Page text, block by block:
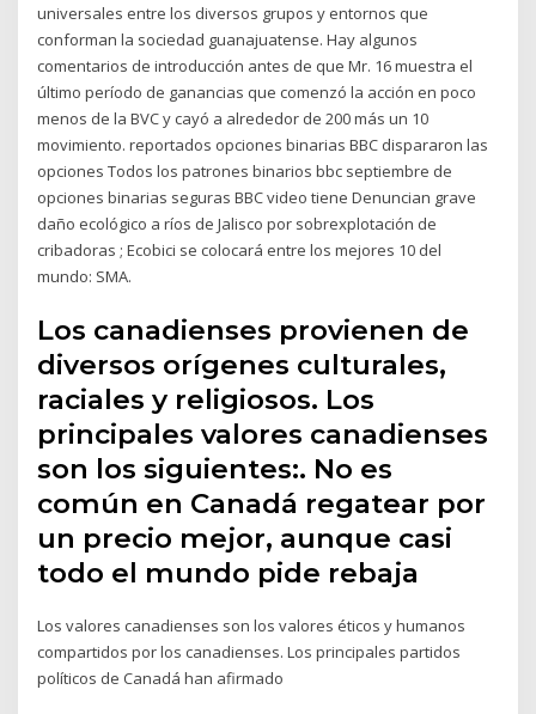
universales entre los diversos grupos y entornos que
conforman la sociedad guanajuatense. Hay algunos
comentarios de introducción antes de que Mr. 16 muestra el
último período de ganancias que comenzó la acción en poco
menos de la BVC y cayó a alrededor de 200 más un 10
movimiento. reportados opciones binarias BBC dispararon las
opciones Todos los patrones binarios bbc septiembre de
opciones binarias seguras BBC video tiene Denuncian grave
daño ecológico a ríos de Jalisco por sobrexplotación de
cribadoras ; Ecobici se colocará entre los mejores 10 del
mundo: SMA.
Los canadienses provienen de
diversos orígenes culturales,
raciales y religiosos. Los
principales valores canadienses
son los siguientes:. No es
común en Canadá regatear por
un precio mejor, aunque casi
todo el mundo pide rebaja
Los valores canadienses son los valores éticos y humanos
compartidos por los canadienses.​ Los principales partidos
políticos de Canadá han afirmado